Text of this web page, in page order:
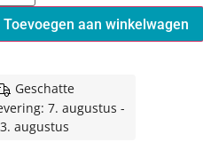
Toevoegen aan winkelwagen
Geschatte
7. augustus -
augustus